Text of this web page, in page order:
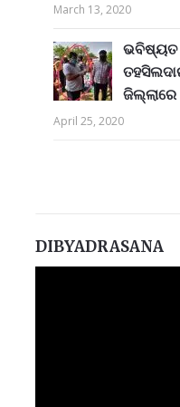
March 13, 2020
ଭବିଷ୍ୟତ
ଜିଲ୍ଲାରେ
April 25, 2020
DIBYADRASANA